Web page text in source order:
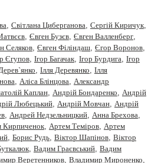
, Cвітлана Циберганова, Cергiй Киричук,
, Євген Бузєв, Євген Валленберг,
Селяков, Євген Філіндаш, Єгор Воронов,
Єгупов, Ігор Багачак, Ігор Бурдига, Ігор
, Ілля Деревянко, Ілля
, Аліса Блінцова, Александр
Каплан, Андрiй Бондаренко, Андрiй
Любецький, Андрій Мовчан, Андрій
, Андрей Недзельницкий, Анна Брехова,
Кирпиченок, Артем Теміров, Артем
, Борис Рудь, Вiктор Шапiнов, Віктор
, Вадим Граєвський, Вадим
Веретенников, Владимир Мироненко,